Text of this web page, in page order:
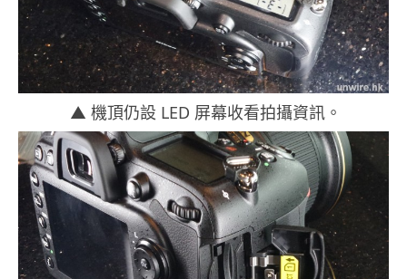
▲ 機頂仍設 LED 屏幕收看拍攝資訊。